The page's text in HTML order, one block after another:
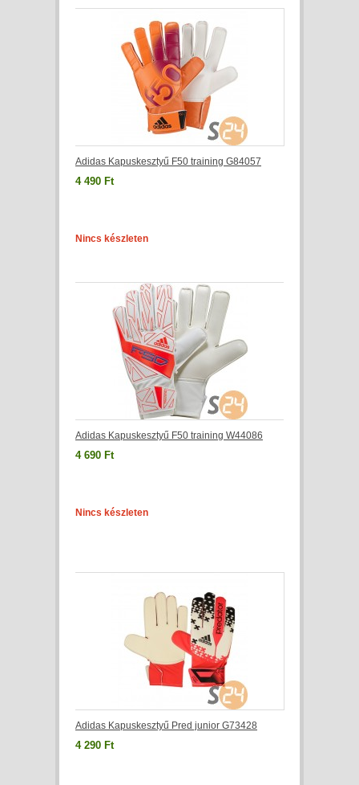
Adidas Kapuskesztyű F50 training G84057
4 490 Ft
Nincs készleten
Adidas Kapuskesztyű F50 training W44086
4 690 Ft
Nincs készleten
Adidas Kapuskesztyű Pred junior G73428
4 290 Ft